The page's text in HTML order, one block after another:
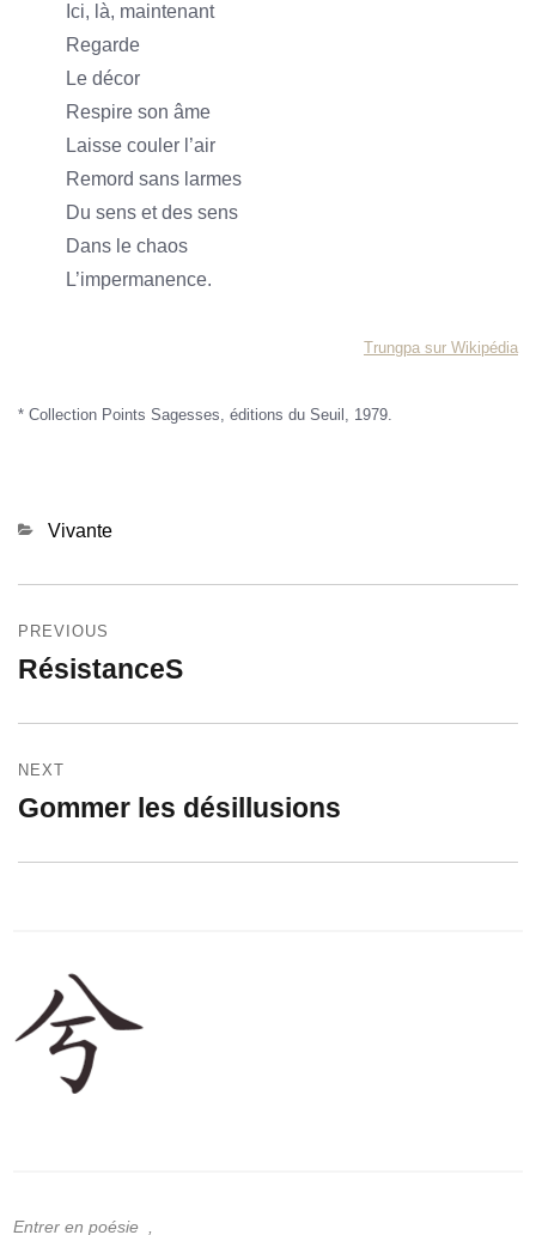
Ici, là, maintenant
Regarde
Le décor
Respire son âme
Laisse couler l’air
Remord sans larmes
Du sens et des sens
Dans le chaos
L’impermanence.
Trungpa sur Wikipédia
* Collection Points Sagesses, éditions du Seuil, 1979.
Categories
Vivante
de
l’article
PREVIOUS
Previous
RésistanceS
NEXT
Next
Gommer les désillusions
Entrer en poésie ,